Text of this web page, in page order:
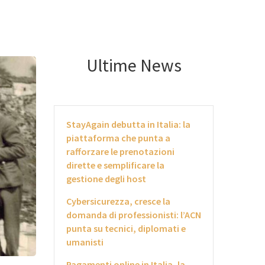
Ultime News
StayAgain debutta in Italia: la
piattaforma che punta a
rafforzare le prenotazioni
dirette e semplificare la
gestione degli host
Cybersicurezza, cresce la
domanda di professionisti: l’ACN
punta su tecnici, diplomati e
umanisti